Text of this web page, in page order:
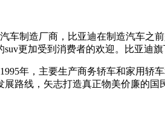
车制造厂商，比亚迪在制造汽车
更加受到消费者的欢迎。比亚迪
年，主要生产商务轿车和家用轿
路线，矢志打造真正物美价廉的